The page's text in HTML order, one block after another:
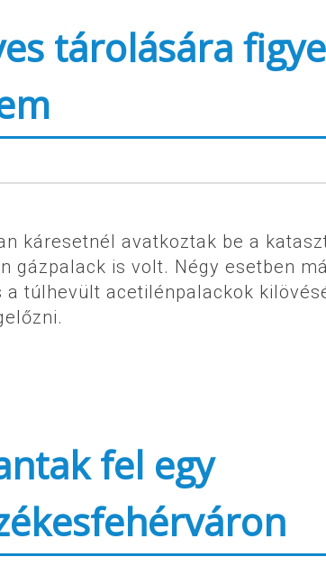
tárolására
káresetnél avatkoztak be a
gázpalack is volt. Négy esetben
túlhevült acetilénpalackok
fel egy